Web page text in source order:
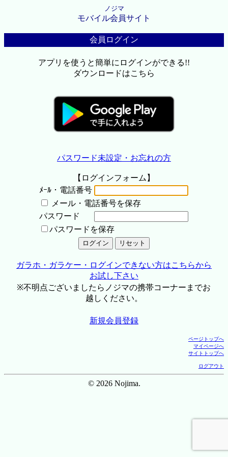
ノジマ
モバイル会員サイト
会員ログイン
アプリを使うと簡単にログインができる!!
ダウンロードはこちら
パスワード未設定・お忘れの方
【ログインフォーム】
ﾒｰﾙ・電話番号
メール・電話番号を保存
パスワード
パスワードを保存
ガラホ・ガラケー・ログインできない方はこちらから
お試し下さい
※不明点ございましたらノジマの携帯コーナーまでお
越しください。
新規会員登録
ページトップへ
マイページへ
サイトトップへ
ログアウト
© 2026 Nojima.